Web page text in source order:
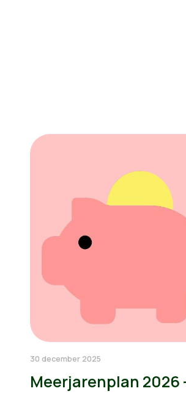
30 december 2025
Meerjarenplan 2026